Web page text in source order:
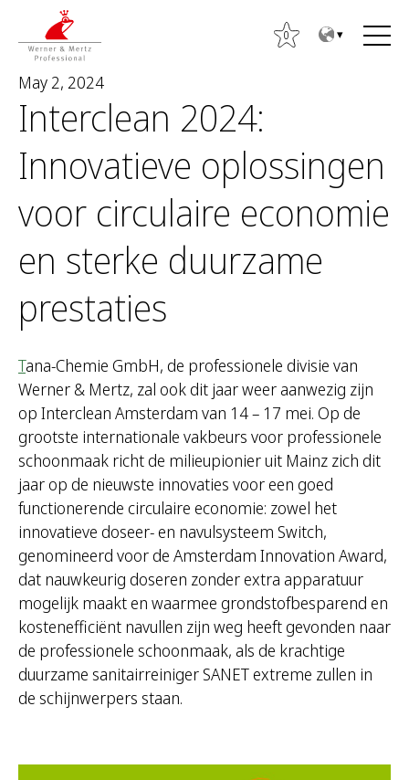
0
S
e
a
r
c
h
r
:
May 2, 2024
Interclean 2024:
Innovatieve oplossingen
voor circulaire economie
en sterke duurzame
prestaties
Tana-Chemie GmbH, de professionele divisie van
Werner & Mertz, zal ook dit jaar weer aanwezig zijn
op Interclean Amsterdam van 14 – 17 mei. Op de
grootste internationale vakbeurs voor professionele
schoonmaak richt de milieupionier uit Mainz zich dit
jaar op de nieuwste innovaties voor een goed
functionerende circulaire economie: zowel het
innovatieve doseer- en navulsysteem Switch,
genomineerd voor de Amsterdam Innovation Award,
dat nauwkeurig doseren zonder extra apparatuur
mogelijk maakt en waarmee grondstofbesparend en
kostenefficiënt navullen zijn weg heeft gevonden naar
de professionele schoonmaak, als de krachtige
duurzame sanitairreiniger SANET extreme zullen in
de schijnwerpers staan.